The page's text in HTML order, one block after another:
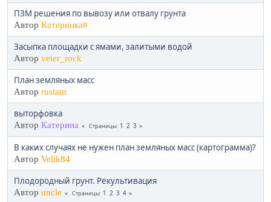
ПЗМ решения по вывозу или отвалу грунта
Автор Катеринка#
Засыпка площадки с ямами, залитыми водой
Автор veter_rock
План земляных масс
Автор rustam
выторфовка
Автор Катерина Страницы 1 2 3
В каких случаях не нужен план земляных масс (картограмма)?
Автор Velik84
Плодородный грунт. Рекультивация
Автор uncle Страницы 1 2 3 4